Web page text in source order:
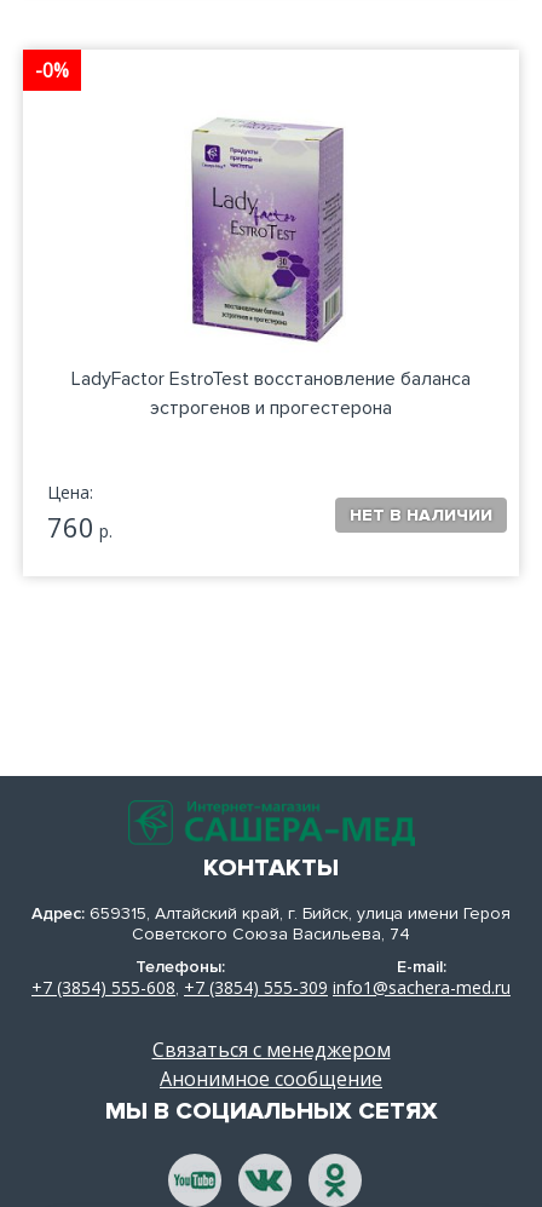
-0%
LadyFactor EstroTest восстановление баланса
эстрогенов и прогестерона
Цена:
760 р.
КОНТАКТЫ
Адрес: 659315, Алтайский край, г. Бийск, улица имени Героя
Советского Союза Васильева, 74
Телефоны:
+7 (3854) 555-608, +7 (3854) 555-309
E-mail:
info1@sachera-med.ru
Связаться с менеджером
Анонимное сообщение
МЫ В СОЦИАЛЬНЫХ СЕТЯХ